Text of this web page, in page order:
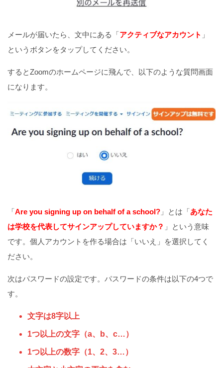
メールが届いたら、文中にある「アクティブなアカウント 」
というボタンをタップしてください。
するとZoomのホームページに飛んで、以下のような質問画面
になります。
「Are you signing up on behalf of a school? 」とは「あなた
は学校を代表してサインアップしていますか？ 」という意味
です。個人アカウントを作る場合は「いいえ」を選択してく
ださい。
次はパスワードの設定です。パスワードの条件は以下の4つで
す。
文字は8字以上
1つ以上の文字（a、b、c…）
1つ以上の数字（1、2、3…）